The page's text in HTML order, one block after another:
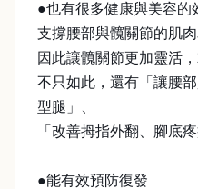
●也有很多健康與美容的
支撐腰部與髖關節的肌肉
因此讓髖關節更加靈活
不只如此，還有「讓腰
型腿」、
「改善拇指外翻、腳底
●能有效預防復發